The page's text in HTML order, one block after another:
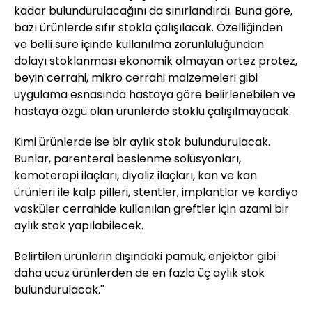
kadar bulundurulacağını da sınırlandırdı. Buna göre,
bazı ürünlerde sıfır stokla çalışılacak. Özelliğinden
ve belli süre içinde kullanılma zorunluluğundan
dolayı stoklanması ekonomik olmayan ortez protez,
beyin cerrahi, mikro cerrahi malzemeleri gibi
uygulama esnasında hastaya göre belirlenebilen ve
hastaya özgü olan ürünlerde stoklu çalışılmayacak.
Kimi ürünlerde ise bir aylık stok bulundurulacak.
Bunlar, parenteral beslenme solüsyonları,
kemoterapi ilaçları, diyaliz ilaçları, kan ve kan
ürünleri ile kalp pilleri, stentler, implantlar ve kardiyo
vasküler cerrahide kullanılan greftler için azami bir
aylık stok yapılabilecek.
Belirtilen ürünlerin dışındaki pamuk, enjektör gibi
daha ucuz ürünlerden de en fazla üç aylık stok
bulundurulacak.''